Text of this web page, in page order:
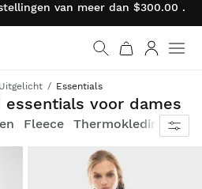
van meer dan $300.00 .
homepage
Uitgelicht Essentials
voor dames
Fleece Thermokleding